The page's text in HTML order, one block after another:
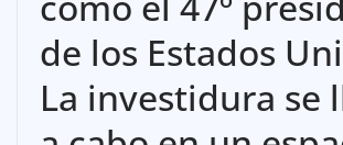
de los Estados
La investidura se